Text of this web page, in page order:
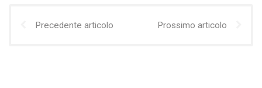
Precedente articolo Prossimo articolo